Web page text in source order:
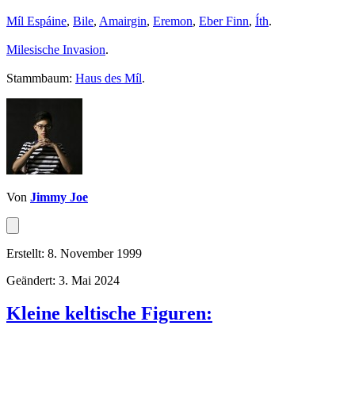
Míl Espáine, Bile, Amairgin, Eremon, Eber Finn, Íth.
Milesische Invasion.
Stammbaum: Haus des Míl.
Von Jimmy Joe
Erstellt: 8. November 1999
Geändert: 3. Mai 2024
Kleine keltische Figuren: